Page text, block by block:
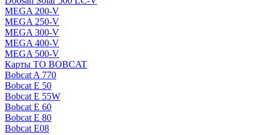
MEGA 200-V
MEGA 250-V
MEGA 300-V
MEGA 400-V
MEGA 500-V
Карты ТО BOBCAT
Bobcat A 770
Bobcat E 50
Bobcat E 55W
Bobcat E 60
Bobcat E 80
Bobcat E08